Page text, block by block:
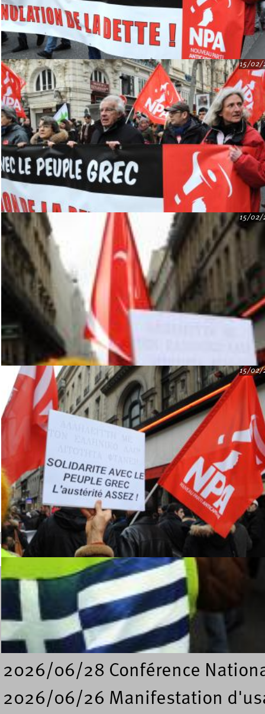
15/02/
15/02/
15/02/
Formulaire de recherche
Recherche
Dossiers
photos diverses
2026/06/28 Conférence
2026/06/26 Manifestation